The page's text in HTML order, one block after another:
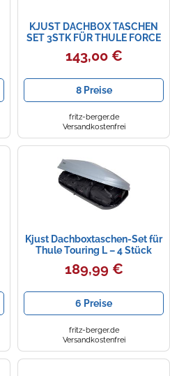
KJUST DACHBOX TASCHEN
SET 3STK FÜR THULE FORCE
143,00 €
8 Preise
fritz-berger.de
Versandkostenfrei
Kjust Dachboxtaschen-Set für
Thule Touring L – 4 Stück
189,99 €
6 Preise
fritz-berger.de
Versandkostenfrei